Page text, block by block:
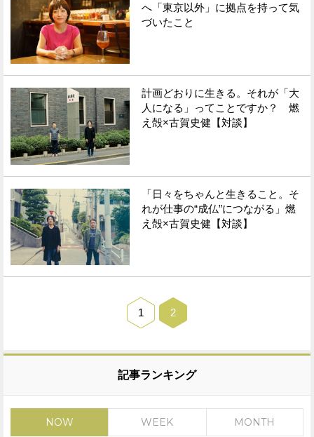
へ「東京以外」に拠点を持って気
づいたこと
計画どおりに生きる。それが「大
人になる」ってことですか？ 燃
え殻×古賀史健【対談】
「日々をちゃんと生きること。そ
れが仕事の“成仏”につながる」燃
え殻×古賀史健【対談】
1 2
記事ランキング
NOW WEEK MONTH